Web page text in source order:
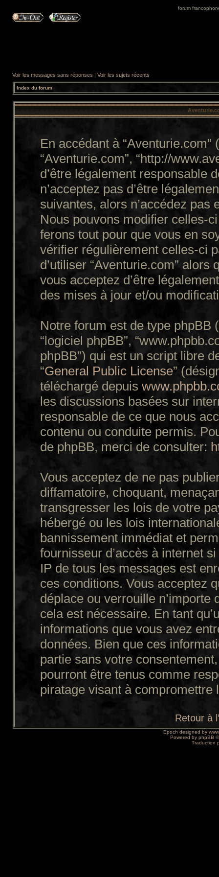
forum
Voir les messages sans réponses | Voir les sujets récents
Index du forum
En accédant à “Aventurie.com”
“Aventurie.com”, “http://
d’être légalement responsable
n’acceptez pas d’être
suivantes, alors n’accédez pas
Nous pouvons modifier celles-
ferons tout pour que vous en
vérifier régulièrement celles-ci
d’utiliser “Aventurie.com”
vous acceptez d’être
des mises à jour et/ou
Notre forum est de type phpBB
“logiciel phpBB”,
phpBB”) qui est un script libre
“General Public License”
téléchargé depuis
les discussions basées sur
responsable de ce que nous
contenu ou conduite permis.
de phpBB, merci de consulter:
Vous acceptez de ne pas
diffamatoire, choquant,
transgresser les lois de votre
hébergé ou les lois
bannissement immédiat et
fournisseur d’accès à internet
IP de tous les messages est
ces conditions. Vous acceptez
déplace ou verrouille
cela est nécessaire. En tant
informations que vous avez
données. Bien que ces
partie sans votre
pourront être tenus comme
piratage visant à compromettre
Retour à
Epoch designed by
Powered by phpBB
Traduction